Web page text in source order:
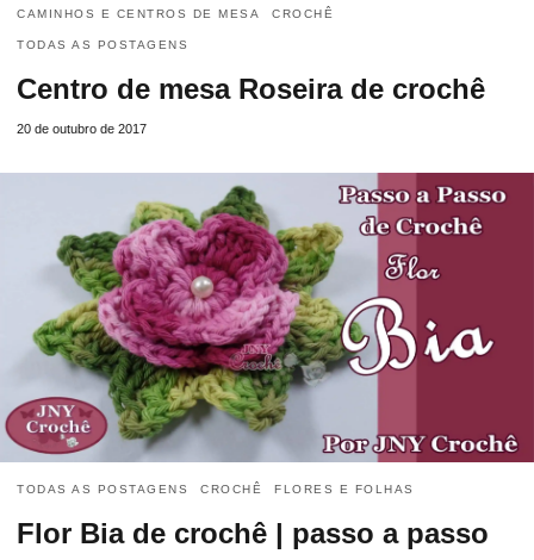
CAMINHOS E CENTROS DE MESA CROCHÊ
TODAS AS POSTAGENS
Centro de mesa Roseira de crochê
20 de outubro de 2017
TODAS AS POSTAGENS CROCHÊ FLORES E FOLHAS
Flor Bia de crochê | passo a passo